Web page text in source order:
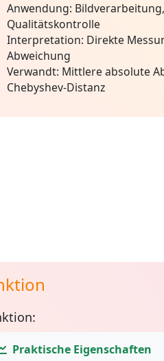
Anwendung:
Qualitätskontrolle
Interpretation: Direkte
Abweichung
Verwandt: Mittlere absolute
Chebyshev-Distanz
Praktische Eigenschaften